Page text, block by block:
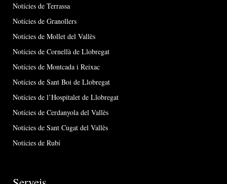
Notícies de Terrassa
Notícies de Granollers
Notícies de Mollet del Vallès
Notícies de Cornellà de Llobregat
Notícies de Montcada i Reixac
Notícies de Sant Boi de Llobregat
Notícies de l’Hospitalet de Llobregat
Notícies de Cerdanyola del Vallès
Notícies de Sant Cugat del Vallès
Notícies de Rubí